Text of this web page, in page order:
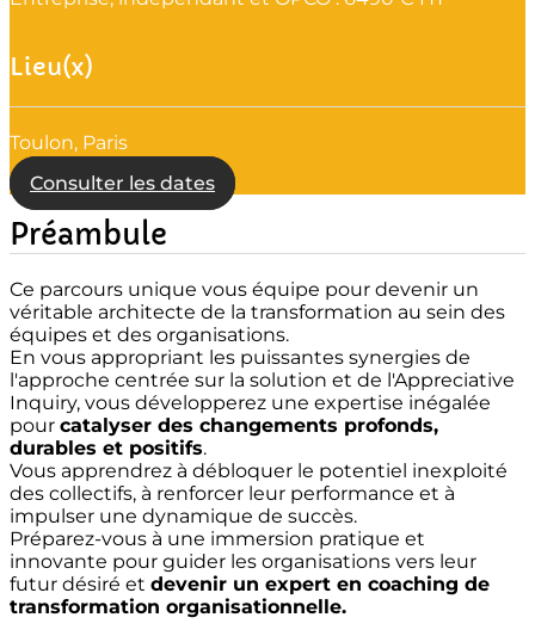
Lieu(x)
Toulon, Paris
Consulter les dates
Préambule
Ce parcours unique vous équipe pour devenir un
véritable architecte de la transformation au sein des
équipes et des organisations.
En vous appropriant les puissantes synergies de
l'approche centrée sur la solution et de l'Appreciative
Inquiry, vous développerez une expertise inégalée
pour catalyser des changements profonds,
durables et positifs.
Vous apprendrez à débloquer le potentiel inexploité
des collectifs, à renforcer leur performance et à
impulser une dynamique de succès.
Préparez-vous à une immersion pratique et
innovante pour guider les organisations vers leur
futur désiré et devenir un expert en coaching de
transformation organisationnelle.